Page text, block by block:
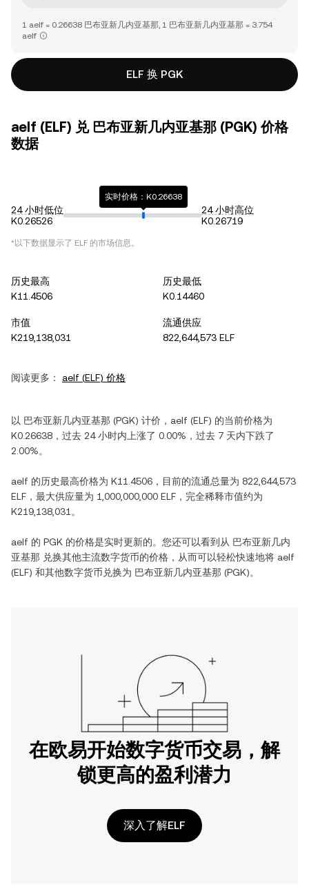
1 aelf = 0.26638 巴布亚新几内亚基那, 1 巴布亚新几内亚基那 = 3.754
aelf
ELF 换 PGK
aelf (ELF) 兑 巴布亚新几内亚基那 (PGK) 价格
数据
24 小时低位
K0.26526
实时价格：K0.26638
24 小时高位
K0.26719
*以下数据显示了 ELF 的市场信息。
历史最高
K11.4506
历史最低
K0.14460
市值
K219,138,031
流通供应
822,644,573 ELF
阅读更多： aelf (ELF) 价格
以 巴布亚新几内亚基那 (PGK) 计价， aelf (ELF) 的当前价格为
K0.26638 ，过去 24 小时内 上涨了 0.00% ，过去 7 天内下跌了
2.00%。
aelf 的历史最高价格为 K11.4506 ，目前的流通总量为 822,644,573
ELF ，最大供应量为 1,000,000,000 ELF ，完全稀释市值约为
K219,138,031 。
aelf 的 PGK 的价格是实时更新的。您还可以看到从 巴布亚新几内
亚基那 兑换其他主流数字货币的价格，从而可以轻松快速地将 aelf
(ELF) 和其他数字货币兑换为 巴布亚新几内亚基那 (PGK)。
在欧易开始数字货币交易，解
锁更高的盈利潜力
深入了解ELF